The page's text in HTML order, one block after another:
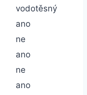
vodotěsný
ano
ne
ano
ne
ano